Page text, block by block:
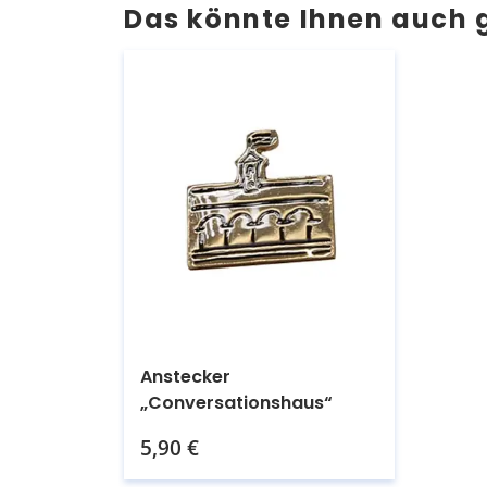
Das könnte Ihnen auch
Anstecker
„Conversationshaus“
5,90 €